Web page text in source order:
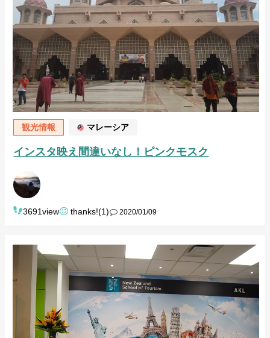
観光情報 マレーシア
インスタ映え間違いなし！ピンクモスク
3691view thanks!(1) 2020/01/09